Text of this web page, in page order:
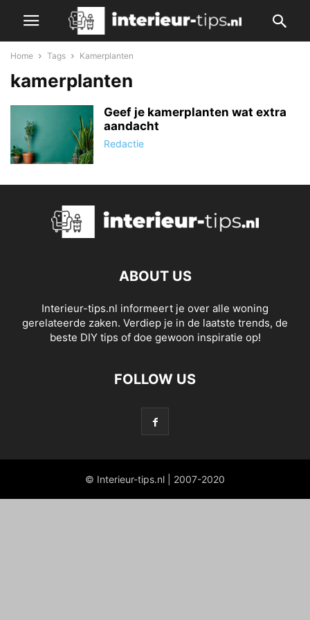
Home Tags Kamerplanten
kamerplanten
Geef je kamerplanten wat extra
aandacht
Redactie
ABOUT US
Interieur-tips.nl informeert je over alle woning
gerelateerde zaken. Verdiep je in de laatste trends, de
beste DIY tips of doe gewoon inspiratie op!
FOLLOW US
© Interieur-tips.nl | 2007-2020